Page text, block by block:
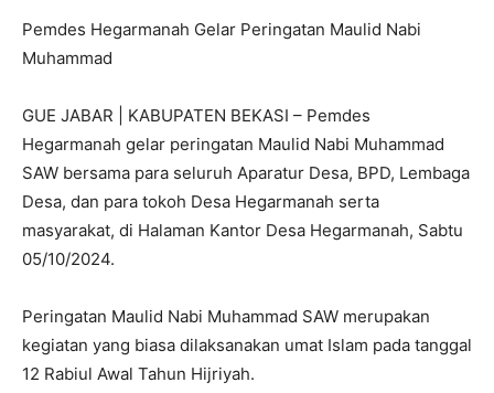
Pemdes Hegarmanah Gelar Peringatan Maulid Nabi
Muhammad
GUE JABAR | KABUPATEN BEKASI – Pemdes
Hegarmanah gelar peringatan Maulid Nabi Muhammad
SAW bersama para seluruh Aparatur Desa, BPD, Lembaga
Desa, dan para tokoh Desa Hegarmanah serta
masyarakat, di Halaman Kantor Desa Hegarmanah, Sabtu
05/10/2024.
Peringatan Maulid Nabi Muhammad SAW merupakan
kegiatan yang biasa dilaksanakan umat Islam pada tanggal
12 Rabiul Awal Tahun Hijriyah.